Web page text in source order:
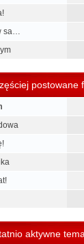
sa…
postowane
aktywne